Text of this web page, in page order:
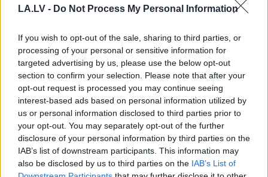
LA.LV - Do Not Process My Personal Information
If you wish to opt-out of the sale, sharing to third parties, or
processing of your personal or sensitive information for
targeted advertising by us, please use the below opt-out
section to confirm your selection. Please note that after your
opt-out request is processed you may continue seeing
interest-based ads based on personal information utilized by
us or personal information disclosed to third parties prior to
your opt-out. You may separately opt-out of the further
disclosure of your personal information by third parties on the
IAB’s list of downstream participants. This information may
also be disclosed by us to third parties on the IAB’s List of
TESTS. Ja vari izlasīt